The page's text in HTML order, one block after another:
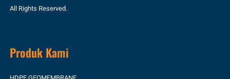
All Rights Reserved.
Produk Kami